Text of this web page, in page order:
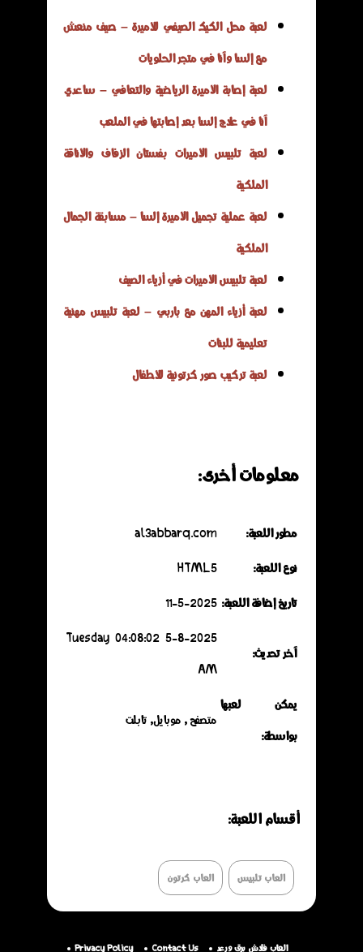
لعبة محل الكيك الصيفي للأميرة – صيف منعش
مع إلسا وآنا في متجر الحلويات
لعبة إصابة الأميرة الرياضية والتعافي – ساعدي
آنا في علاج إلسا بعد إصابتها في الملعب
لعبة تلبيس الأميرات بفستان الزفاف والأناقة
الملكية
لعبة عملية تجميل الأميرة إلسا – مسابقة الجمال
الملكية
لعبة تلبيس الأميرات في أزياء الصيف
لعبة أزياء المهن مع باربي – لعبة تلبيس مهنية
تعليمية للبنات
لعبة تركيب صور كرتونية للأطفال
معلومات أخرى:
مطور اللعبة:
al3abbarq.com
نوع اللعبة:
HTML5
تاريخ إضافة اللعبة: 11-5-2025
آخر تحديث:
5-8-2025 Tuesday 04:08:02
AM
يمكن لعبها
بواسطة:
متصفح , موبايل, تابلت
أقسـام اللعـبة:
العاب تلبيس العاب كرتون
العاب فلاش برق ورعد Contact Us
Privacy Policy